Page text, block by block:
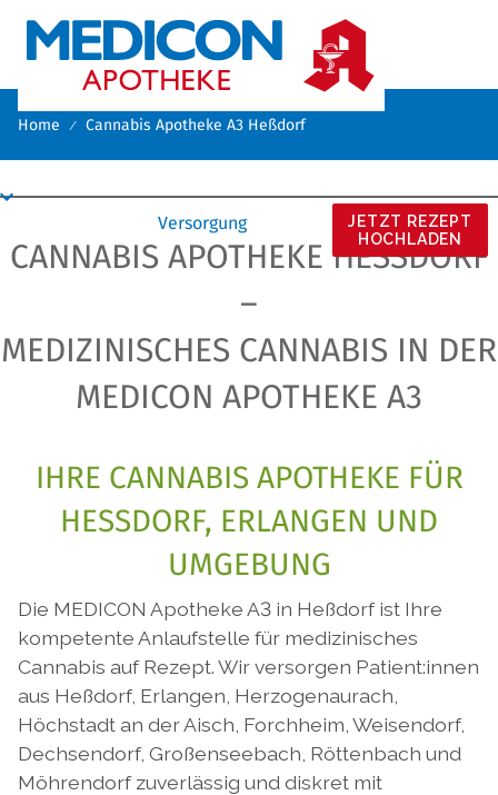

Home Cannabis Apotheke A3 Heßdorf
Versorgung
JETZT REZEPT
HOCHLADEN
CANNABIS APOTHEKE HESSDORF –
MEDIZINISCHES CANNABIS IN DER
MEDICON APOTHEKE A3
IHRE CANNABIS APOTHEKE FÜR
HESSDORF, ERLANGEN UND U
MGEBUNG
Die MEDICON Apotheke A3 in Heßdorf ist Ihre
kompetente Anlaufstelle für medizinisches
Cannabis auf Rezept. Wir versorgen Patient:innen
aus Heßdorf, Erlangen, Herzogenaurach,
Höchstadt an der Aisch, Forchheim, Weisendorf,
Dechsendorf, Großenseebach, Röttenbach und
Möhrendorf zuverlässig und diskret mit